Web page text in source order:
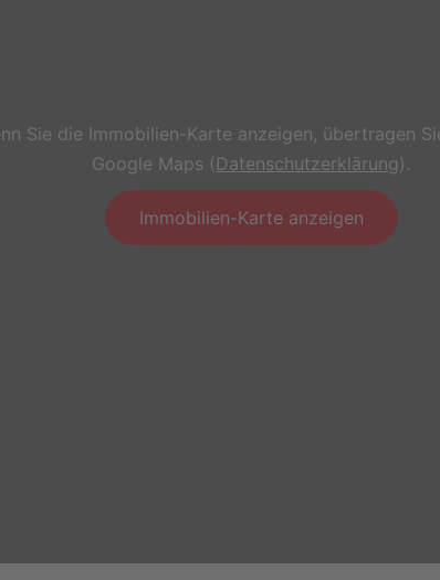
Sie die Immobilien-Karte anzeigen, übertragen
Google Maps (Datenschutzerklärung).
Immobilien-Karte anzeigen